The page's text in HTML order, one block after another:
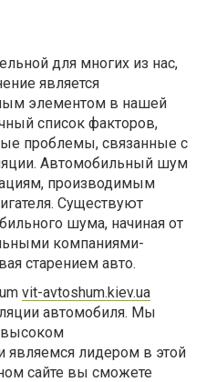
для многих из нас,
является
элементом в нашей
список факторов,
проблемы, связанные с
Автомобильный шум
производимым
Существуют
шума, начиная от
компаниями-
старением авто.
vit-avtoshum.kiev.ua
автомобиля. Мы
являемся лидером в этой
сайте вы сможете